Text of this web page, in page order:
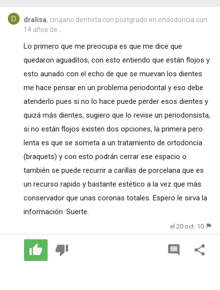
dralisa, cirujano dentista con postgrado en endodoncia con
14 años de...
Lo primero que me preocupa es que me dice que
quedaron aguaditos, con esto entiendo que están flojos y
esto aunado con el echo de que se muevan los dientes
me hace pensar en un problema periodontal y eso debe
atenderlo pues si no lo hace puede perder esos dientes y
quizá más dientes, sugiero que lo revise un periodonsista,
si no están flojos existen dos opciones, la primera pero
lenta es que se someta a un tratamiento de ortodoncia
(braquets) y con esto podrán cerrar ese espacio o
también se puede recurrir a carillas de porcelana que es
un recurso rapido y bastante estético a la vez que más
conservador que unas coronas totales. Espero le sirva la
información. Suerte.
el 20 oct. 10